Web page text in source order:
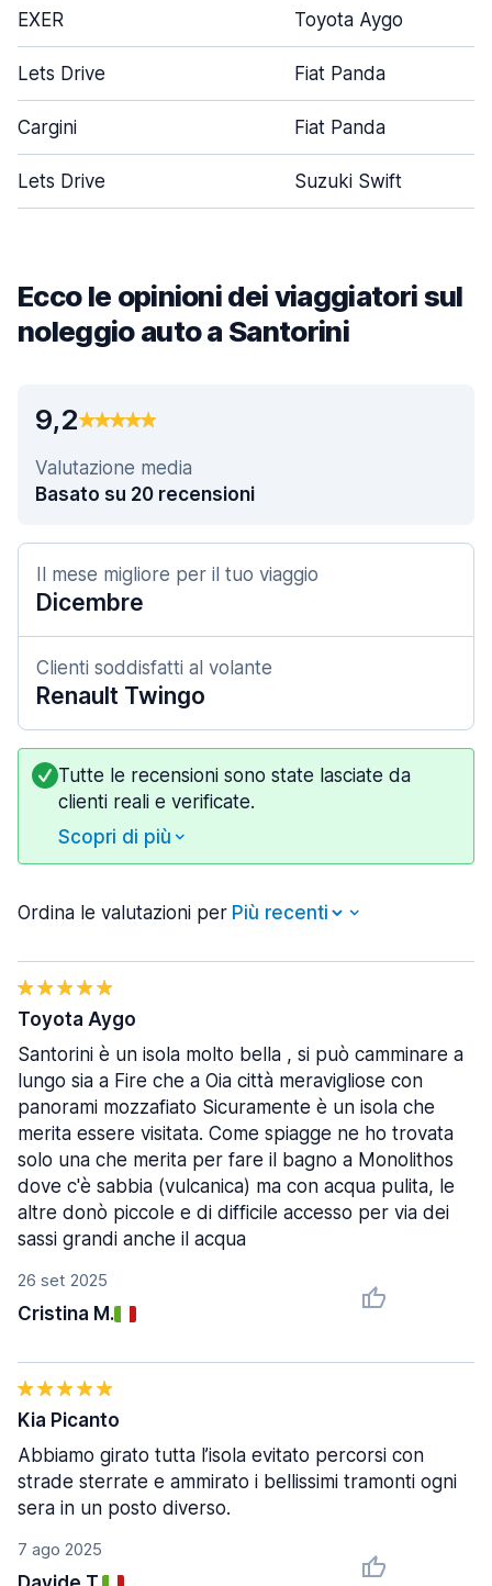
EXER Toyota Aygo
Lets Drive Fiat Panda
Cargini Fiat Panda
Lets Drive Suzuki Swift
Ecco le opinioni dei viaggiatori sul
noleggio auto a Santorini
9,2
Valutazione media
Basato su 20 recensioni
Il mese migliore per il tuo viaggio
Dicembre
Clienti soddisfatti al volante
Renault Twingo
Tutte le recensioni sono state lasciate da
clienti reali e verificate.
Scopri di più
Ordina le valutazioni per
26 set 2025
Cristina M.
Toyota Aygo
Santorini è un isola molto bella , si può camminare a
lungo sia a Fire che a Oia città meravigliose con
panorami mozzafiato Sicuramente è un isola che
merita essere visitata. Come spiagge ne ho trovata
solo una che merita per fare il bagno a Monolithos
dove c'è sabbia (vulcanica) ma con acqua pulita, le
altre donò piccole e di difficile accesso per via dei
sassi grandi anche il acqua
7 ago 2025
Kia Picanto
Abbiamo girato tutta l’isola evitato percorsi con
strade sterrate e ammirato i bellissimi tramonti ogni
sera in un posto diverso.